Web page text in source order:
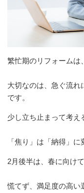
繁忙期のリフォームは
大切なのは、急ぐ流れ
です。
少し立ち止まって考え
「焦り」は「納得」に
2月後半は、春に向け
慌てず、満足度の高い